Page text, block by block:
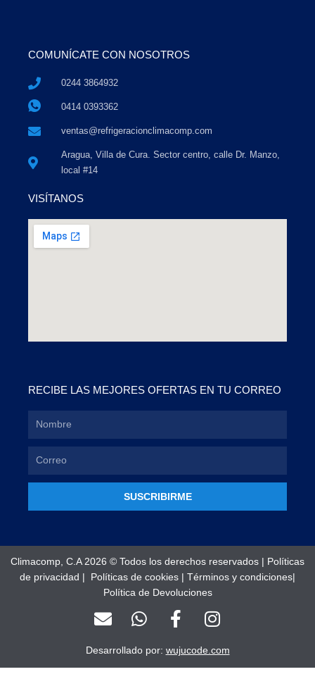
COMUNÍCATE CON NOSOTROS
0244 3864932
0414 0393362
ventas@refrigeracionclimacomp.com
Aragua, Villa de Cura. Sector centro, calle Dr. Manzo,
local #14
VISÍTANOS
RECIBE LAS MEJORES OFERTAS EN TU CORREO
SUSCRIBIRME
Climacomp, C.A 2026 © Todos los derechos reservados | Políticas
de privacidad | Políticas de cookies | Términos y condiciones|
Política de Devoluciones
E
n
v
W
h
a
F
a
c
e
I
n
s
t
Desarrollado por: wujucode.com